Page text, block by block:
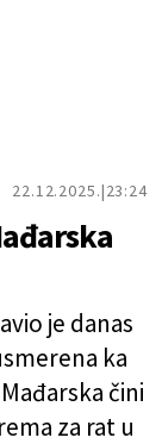
22.12.2025. 23:24
je danas
ka
čini
za rat u